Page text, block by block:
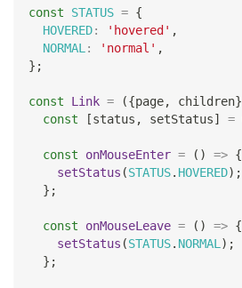
const STATUS = {
HOVERED: 'hovered' ,
NORMAL : 'normal' ,
} ;
const Link = ({page, children}
const
[status , setStatus] =
const onMouseEnter = ( ) => {
setStatus (STATUS. HOVERED) ;
} ;
const onMouseLeave = ( ) => {
setStatus (STATUS. NORMAL ) ;
} ;